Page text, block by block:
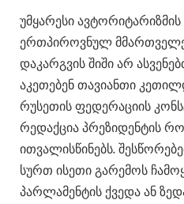
უმყარესი ავტორიტარიზმის
ერთპიროვნულ
დაკარგვის შიში არ
აკეთებენ თავიანთი
რუსეთის ფედერაციის
რედაქცია პრეზიდენტის
ითვალისწინებს.
სურთ ისეთი გარემოს
პარლამენტის ქვედა ან